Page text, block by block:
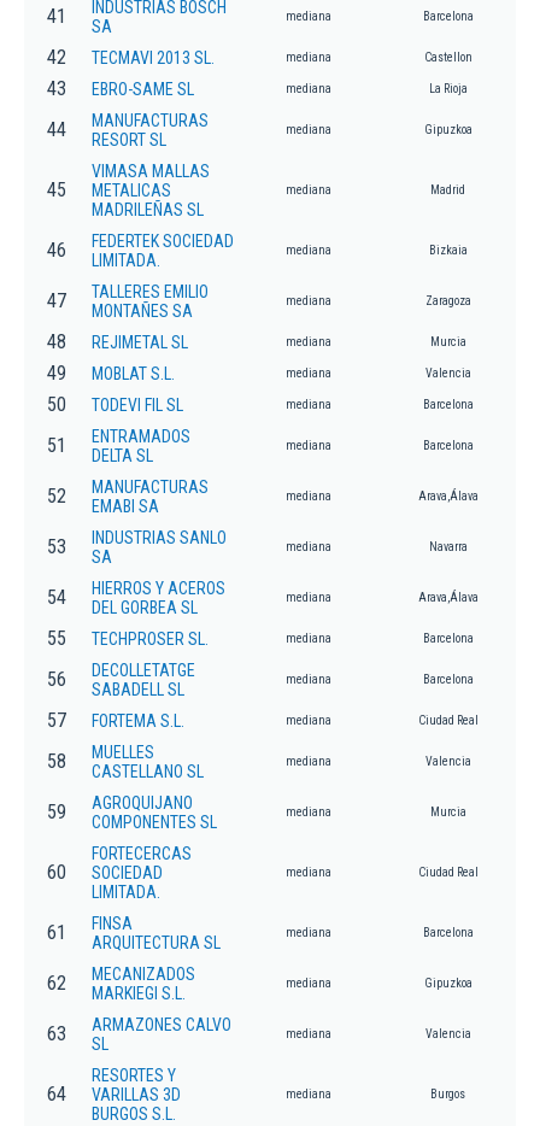
41
INDUSTRIAS BOSCH
SA
mediana Barcelona
42 TECMAVI 2013 SL. mediana Castellon
43 EBRO-SAME SL mediana La Rioja
44
MANUFACTURAS
RESORT SL
mediana Gipuzkoa
45
VIMASA MALLAS
METALICAS
MADRILEÑAS SL
mediana Madrid
46
FEDERTEK SOCIEDAD
LIMITADA.
mediana Bizkaia
47
TALLERES EMILIO
MONTAÑES SA
mediana Zaragoza
48 REJIMETAL SL mediana Murcia
49 MOBLAT S.L. mediana Valencia
50 TODEVI FIL SL mediana Barcelona
51
ENTRAMADOS
DELTA SL
mediana Barcelona
52
MANUFACTURAS
EMABI SA
mediana Arava,Álava
53
INDUSTRIAS SANLO
SA
mediana Navarra
54
HIERROS Y ACEROS
DEL GORBEA SL
mediana Arava,Álava
55 TECHPROSER SL. mediana Barcelona
56
DECOLLETATGE
SABADELL SL
mediana Barcelona
57 FORTEMA S.L. mediana Ciudad Real
58
MUELLES
CASTELLANO SL
mediana Valencia
59
AGROQUIJANO
COMPONENTES SL
mediana Murcia
60
FORTECERCAS
SOCIEDAD
LIMITADA.
mediana Ciudad Real
61
FINSA
ARQUITECTURA SL
mediana Barcelona
62
MECANIZADOS
MARKIEGI S.L.
mediana Gipuzkoa
63
ARMAZONES CALVO
SL
mediana Valencia
64
RESORTES Y
VARILLAS 3D
BURGOS S.L.
mediana Burgos